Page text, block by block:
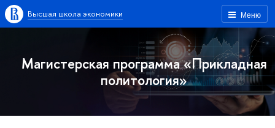
Меню
Высшая школа экономики
Магистерская программа «Прикладная
политология»